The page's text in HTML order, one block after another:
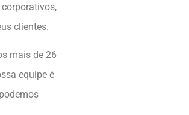
clientes.
mais de 26
equipe é